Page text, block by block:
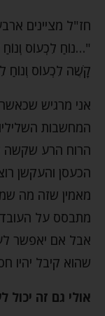
חז"ל מציינים
"…נוֹחַ לִכְעוֹס
קָשֶׁה לִכְעוֹס וְנוֹחַ
אני מרגיש
המחשבות
הרוח הרע שקשה
הכעסן והעקשן
מאמין שזה מה
מתבסס על
אבל אם יאפשר
שהוא קיבל יהיו
אולי גם זה יכול